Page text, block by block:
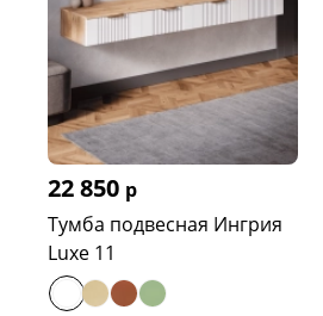
22 850 р
Тумба подвесная Ингрия
Luxe 11